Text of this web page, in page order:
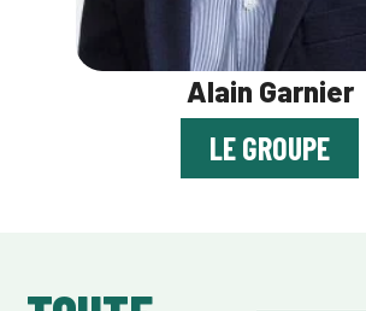
Alain Garnier
LE GROUPE